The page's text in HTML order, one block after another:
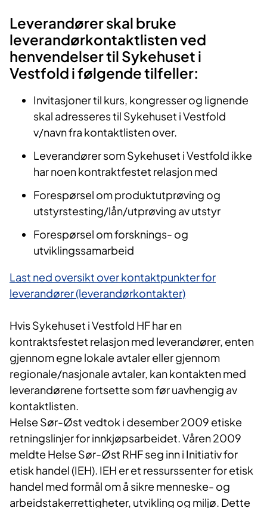
Leverandører skal bruke
leverandørkontaktlisten ved
henvendelser til Sykehuset i
Vestfold i følgende tilfeller:
Invitasjoner til kurs, kongresser og lignende
skal adresseres til Sykehuset i Vestfold
v/navn fra kontaktlisten over.
Leverandører som Sykehuset i Vestfold ikke
har noen kontraktfestet relasjon med
Forespørsel om produktutprøving og
utstyrstesting/lån/utprøving av utstyr
Forespørsel om forsknings- og
utviklingssamarbeid
Last ned oversikt over kontaktpunk​ter for
leverandører (leverandørkontakter)
Hvis Sykehuset i Vestfold HF har en
kontraktsfestet relasjon med leverandører, enten
gjennom egne lokale avtaler eller gjennom
regionale/nasjonale avtaler, kan kontakten med
leverandørene fortsette som før uavhengig av
kontaktlisten.
Helse Sør-Øst vedtok i desember 2009 etiske
retningslinjer for innkjøpsarbeidet. Våren 2009
meldte Helse Sør-Øst RHF seg inn i Initiativ for
etisk handel (IEH). IEH er et ressurssenter for etisk
handel med formål om å sikre menneske- og
arbeidstakerrettigheter, utvikling og miljø. Dette